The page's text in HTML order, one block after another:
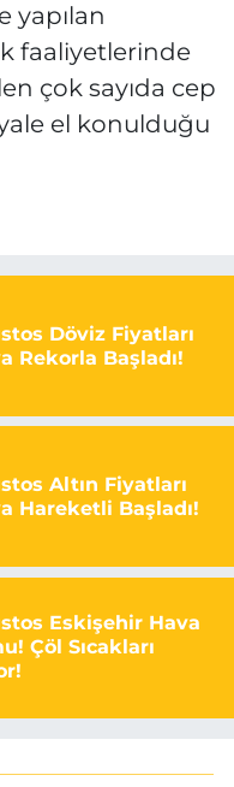
yapılan
faaliyetlerinde
çok sayıda cep
el konulduğu
Döviz Fiyatları
Rekorla Başladı!
Altın Fiyatları
Hareketli Başladı!
Eskişehir Hava
Çöl Sıcakları